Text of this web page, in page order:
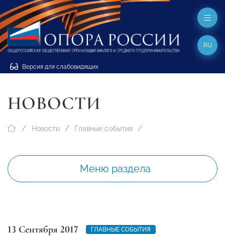
Версия для слабовидящих
RU
НОВОСТИ
Новости Главные события
Меню раздела
13 Сентября 2017 ГЛАВНЫЕ СОБЫТИЯ